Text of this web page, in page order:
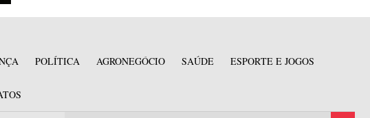
POLÍTICA AGRONEGÓCIO SAÚDE ESPORTE E JOGOS